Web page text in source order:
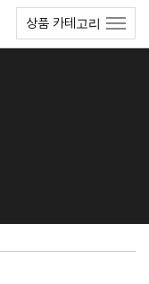
상품 카테고리